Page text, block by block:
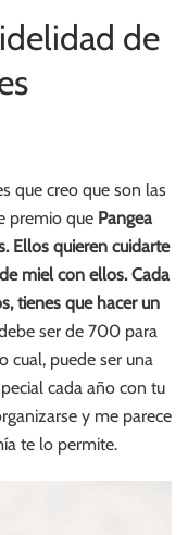
de
que creo que son las
premio que Pangea
Ellos quieren cuidarte
miel con ellos. Cada
tienes que hacer un
ser de 700 para
cual, puede ser una
cada año con tu
y me parece
te lo permite.